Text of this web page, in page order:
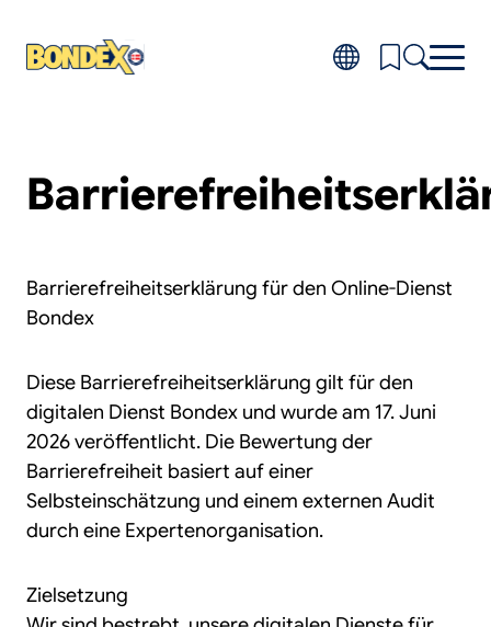
zum
Inhalt
for
Produktfinder
Über Bondex
Händler
Barrierefreiheitserklärung für den Online-Dienst
Bondex
Diese Barrierefreiheitserklärung gilt für den
digitalen Dienst Bondex und wurde am 17. Juni
2026 veröffentlicht. Die Bewertung der
Barrierefreiheit basiert auf einer
Selbsteinschätzung und einem externen Audit
durch eine Expertenorganisation.
Zielsetzung